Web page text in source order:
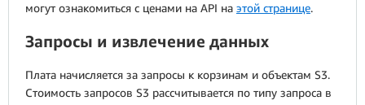
могут ознакомиться с ценами на API на этой странице.
Запросы и извлечение данных
Плата начисляется за запросы к корзинам и объектам S3.
Стоимость запросов S3 рассчитывается по типу запроса в